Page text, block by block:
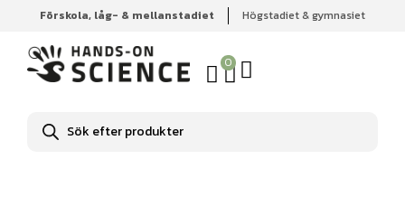
Förskola, låg- & mellanstadiet Högstadiet & gymnasiet
0
Produktsökning
Hem Förskola, låg- & mellanstadiet
Språk & svenska
Hatten förlag
Babblarna